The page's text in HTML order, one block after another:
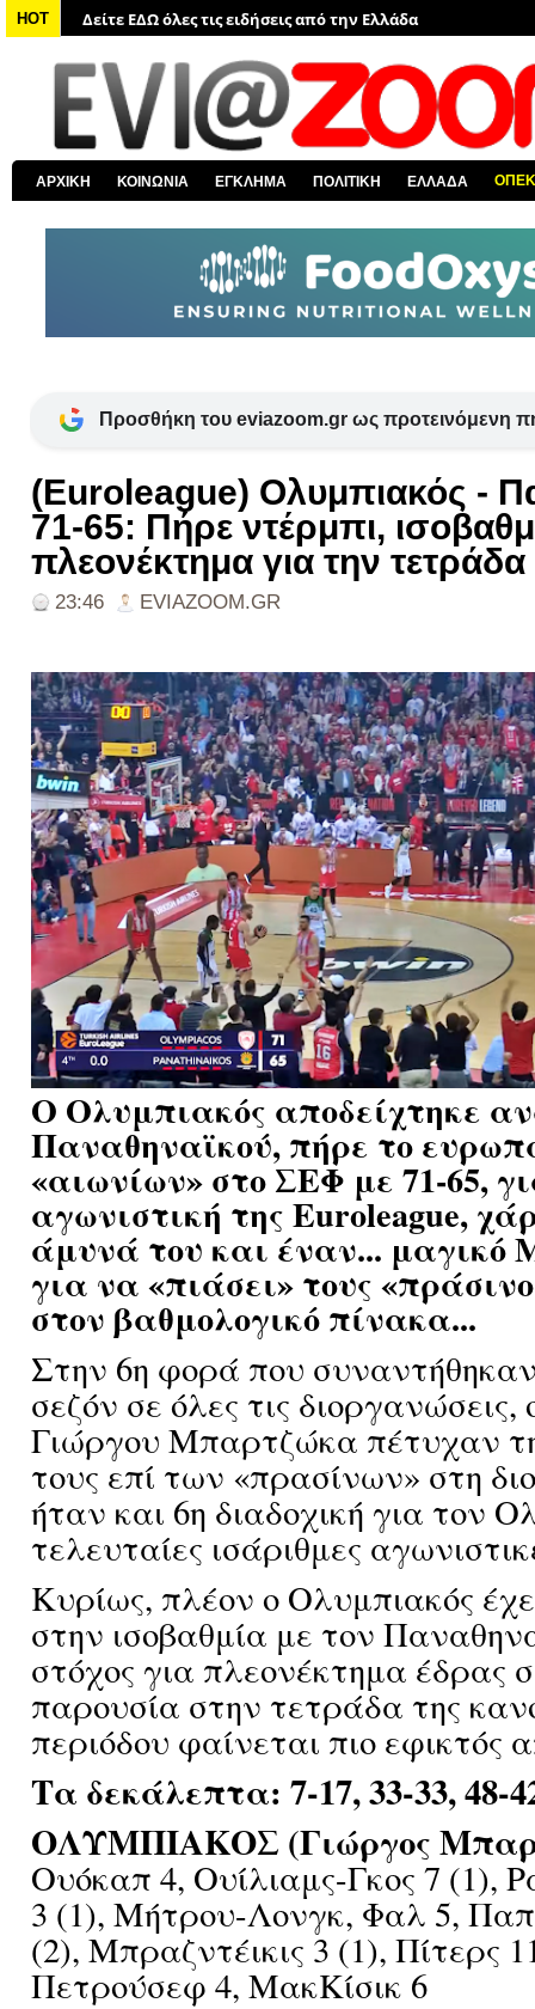
HOT
Δείτε ΕΔΩ όλα τα πολιτικά νέα
Δείτε ΕΔΩ τις αποκαλύψεις του EviaZoom.gr
Δείτε ΕΔΩ όλα τα αστυνομικά νέα
Δείτε ΕΔΩ όλα τα νέα από τον κόσμο
Δείτε ΕΔΩ όλα τα νέα για την Χαλκίδα και όλη την Εύβοια
Δείτε ΕΔΩ όλες τις ειδήσεις από την Ελλάδα
ΑΡΧΙΚΗ ΚΟΙΝΩΝΙΑ ΕΓΚΛΗΜΑ ΠΟΛΙΤΙΚΗ ΕΛΛΑΔΑ
Προσθήκη του eviazoom.gr ως προτεινόμενη
(Euroleague) Ολυμπιακός -
71-65: Πήρε ντέρμπι,
πλεονέκτημα για την
23:46 EVIAZOOM.GR
Ο Ολυμπιακός αποδείχτηκε
Παναθηναϊκού, πήρε το
«αιωνίων» στο ΣΕΦ με 71-65,
αγωνιστική της Euroleague,
άμυνά του και έναν... μαγικό
για να «πιάσει» τους
στον βαθμολογικό πίνακα...
Στην 6η φορά που
σεζόν σε όλες τις διοργανώσεις,
Γιώργου Μπαρτζώκα πέτυχαν
τους επί των «πρασίνων» στη
ήταν και 6η διαδοχική για τον
τελευταίες ισάριθμες
Κυρίως, πλέον ο Ολυμπιακός
στην ισοβαθμία με τον
στόχος για πλεονέκτημα έδρας
παρουσία στην τετράδα της
περιόδου φαίνεται πιο εφικτός
Τα δεκάλεπτα: 7-17, 33-33, 48-
ΟΛΥΜΠΙΑΚΟΣ (Γιώργος
Ουόκαπ 4, Ουίλιαμς-Γκος 7 (1),
3 (1), Μήτρου-Λονγκ, Φαλ 5,
(2), Μπραζντέικις 3 (1), Πίτερς
Πετρούσεφ 4, ΜακΚίσικ 6